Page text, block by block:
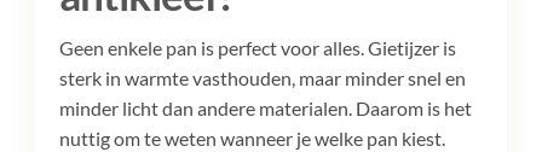
Geen enkele pan is perfect voor alles. Gietijzer is
sterk in warmte vasthouden, maar minder snel en
minder licht dan andere materialen. Daarom is het
nuttig om te weten wanneer je welke pan kiest.